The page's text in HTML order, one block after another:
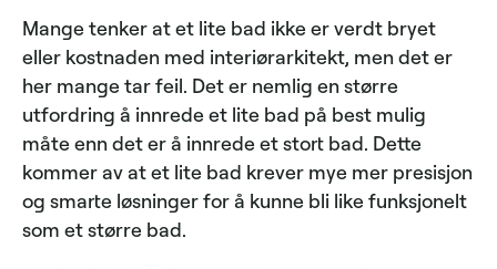
Mange tenker at et lite bad ikke er verdt bryet
eller kostnaden med interiørarkitekt, men det er
her mange tar feil. Det er nemlig en større
utfordring å innrede et lite bad på best mulig
måte enn det er å innrede et stort bad. Dette
kommer av at et lite bad krever mye mer presisjon
og smarte løsninger for å kunne bli like funksjonelt
som et større bad.